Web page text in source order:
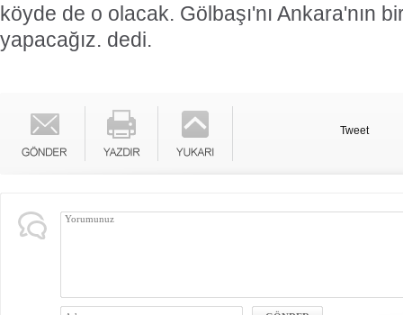
köyde de o olacak. Gölbaşı'nı Ankara'nın
yapacağız. dedi.
Tweet